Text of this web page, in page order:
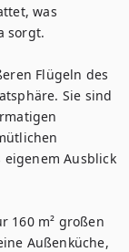
was
sorgt.
Flügeln des
Sie sind
Ausblick
160 m² großen
Außenküche,